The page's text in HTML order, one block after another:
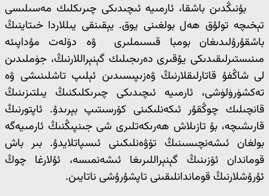
بۇنىڭدىن باشقا، ئارمىيە ئىچىدىكى چىرىكلىك مەسىلىسى
تېخىچە تولۇق ھەل بولغىنى يوق. يېقىنقى يىللاردا خىتاينىڭ
باشقۇرۇلىدىغان بومبا قىسىملىرى ۋە دۆلەت مۇداپىئە
مىنىستىرلىقىدىكى يۇقىرى دەرىجىلىك گېنېراللارنىڭ، جۈملىدىن
لى شاڭفۇ قاتارلىقلارنىڭ ۋەزىپىسىدىن ئېلىپ تاشلىنىشى ۋە
تەكشۈرۈلۈشى، ئارمىيە ئىچىدىكى چىرىكلىكنىڭ يىلتىزىنىڭ
قانچىلىك چوڭقۇر ئىكەنلىكىنى كۆرسىتىپ بېرىدۇ. ئاپتورنىڭ
قارىشىچە، بۇ تازىلاش ھەرىكەتلىرى شى جىنپىڭنىڭ ئارمىيەگە
بولغان ئىشەنچىسىنىڭ تۆۋەنلىكىنى ئىسپاتلايدۇ. بىر باش
قوماندان ئۆزىنىڭ گېنېراللىرىغا ئىشەنمىسە، ئۇلارغا چوڭ
ئۇرۇشلارنىڭ قوماندانلىقىنى تاپشۇرۇشى ناتايىن.